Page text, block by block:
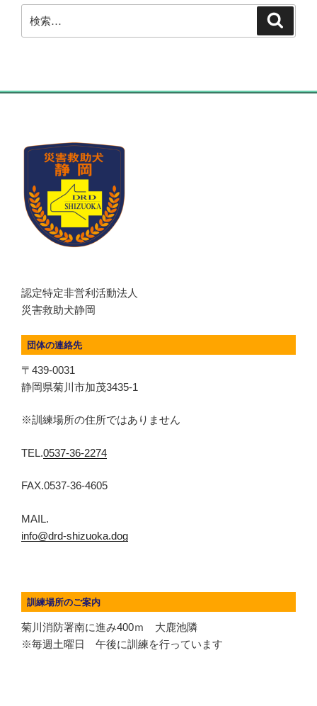
索:
認定特定非営利活動法人
災害救助犬静岡
団体の連絡先
〒439-0031
静岡県菊川市加茂3435-1
※訓練場所の住所ではありません
TEL.0537-36-2274
FAX.0537-36-4605
MAIL.
info@drd-shizuoka.dog
訓練場所のご案内
菊川消防署南に進み400ｍ 大鹿池隣
※毎週土曜日 午後に訓練を行っています